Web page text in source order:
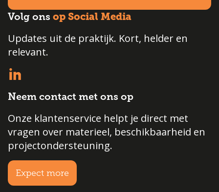
Volg ons op Social Media
Updates uit de praktijk. Kort, helder en
relevant.
Neem contact met ons op
Onze klantenservice helpt je direct met
vragen over materieel, beschikbaarheid en
projectondersteuning.
Expect more